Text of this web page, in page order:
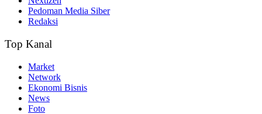
Pedoman Media Siber
Redaksi
Top Kanal
Market
Network
Ekonomi Bisnis
News
Foto